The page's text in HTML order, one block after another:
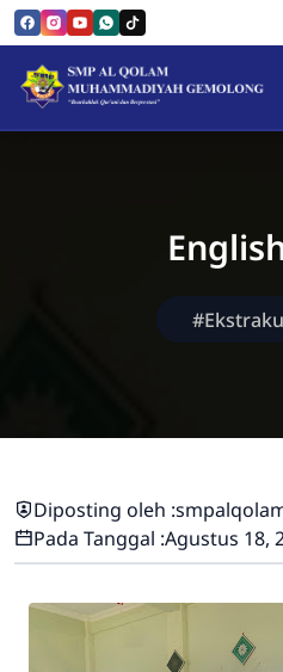
Skip to Content
SMP AL
Diposting oleh :
Pada Tanggal :Agustus 18,